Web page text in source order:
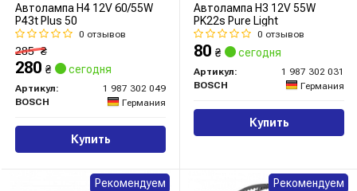
Автолампа H4 12V 60/55W
P43t Plus 50
0 отзывов
285₴
280 ₴ сегодня
Артикул:
1 987 302 049
BOSCH
Германия
Купить
Автолампа H3 12V 55W
PK22s Pure Light
0 отзывов
80 ₴ сегодня
Артикул:
1 987 302 031
BOSCH
Германия
Купить
Рекомендуем Рекомендуем